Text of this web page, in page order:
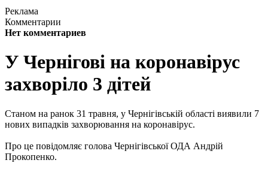
Реклама
Комментарии
Нет комментариев
У Чернігові на коронавірус
захворіло 3 дітей
Станом на ранок 31 травня, у Чернігівській області виявили 7
нових випадків захворювання на коронавірус.
Про це повідомляє голова Чернігівської ОДА Андрій
Прокопенко.